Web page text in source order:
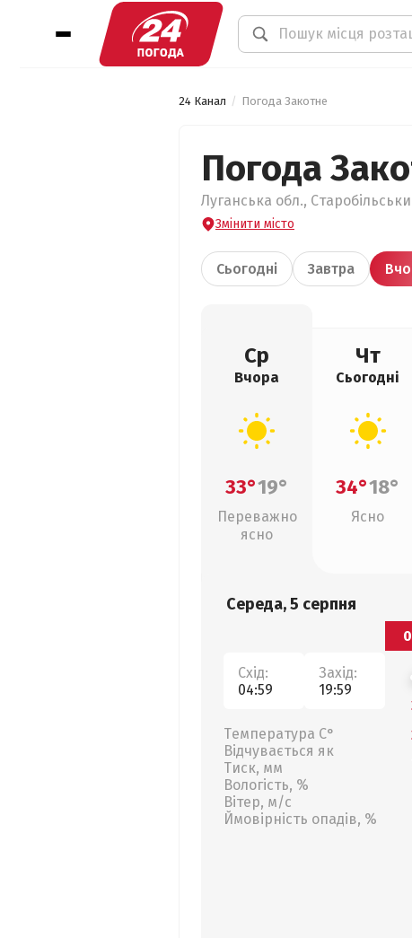
24 Канал Погода Закотне
Погода
Луганська обл.,
Змінити місто
Сьогодні Завтра
Ср
Вчора
33°19°
Переважно
ясно
Чт
Сьогодні
34°18°
Ясно
Середа, 5 серпня
Схід:
04:59
Захід:
19:59
Температура С°
Відчувається як
Тиск, мм
Вологість, %
Вітер, м/с
Ймовірність опадів, %